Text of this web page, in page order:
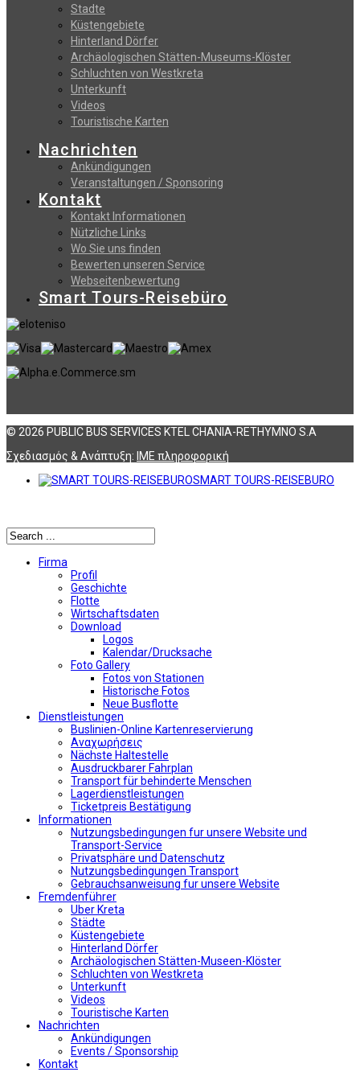
Stadte
Küstengebiete
Hinterland Dörfer
Archäologischen Stätten-Museums-Klöster
Schluchten von Westkreta
Unterkunft
Videos
Touristische Karten
Nachrichten
Ankündigungen
Veranstaltungen / Sponsoring
Kontakt
Kontakt Informationen
Nützliche Links
Wo Sie uns finden
Bewerten unseren Service
Webseitenbewertung
Smart Tours-Reisebüro
© 2026 PUBLIC BUS SERVICES KTEL CHANIA-RETHYMNO S.A
Σχεδιασμός & Ανάπτυξη: ΙΜΕ πληροφορική
SMART TOURS-REISEBURO
Firma
Profil
Geschichte
Flotte
Wirtschaftsdaten
Download
Logos
Kalendar/Drucksache
Foto Gallery
Fotos von Stationen
Historische Fotos
Neue Busflotte
Dienstleistungen
Buslinien-Online Kartenreservierung
Αναχωρήσεις
Nächste Haltestelle
Αusdruckbarer Fahrplan
Transport für behinderte Menschen
Lagerdienstleistungen
Ticketpreis Bestätigung
Informationen
Nutzungsbedingungen fur unsere Website und
Transport-Service
Privatsphäre und Datenschutz
Nutzungsbedingungen Transport
Gebrauchsanweisung fur unsere Website
Fremdenführer
Uber Kreta
Städte
Küstengebiete
Hinterland Dörfer
Archäologischen Stätten-Museen-Klöster
Schluchten von Westkreta
Unterkunft
Videos
Touristische Karten
Nachrichten
Ankündigungen
Events / Sponsorship
Kontakt